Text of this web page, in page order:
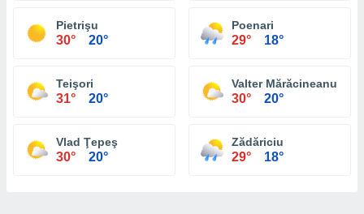
Pietrişu
30° 20°
Poenari
29° 18°
Teişori
31° 20°
Valter Mărăcineanu
30° 20°
Vlad Ţepeş
30° 20°
Zădăriciu
29° 18°